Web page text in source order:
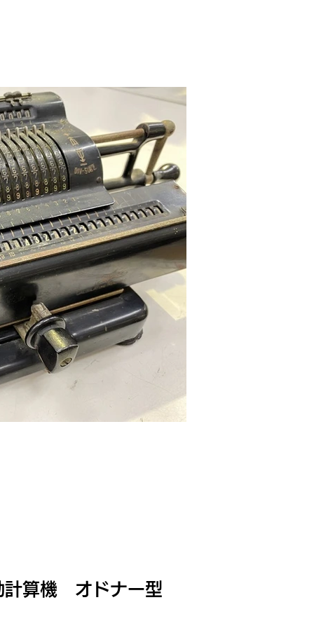
計算機 オドナー型